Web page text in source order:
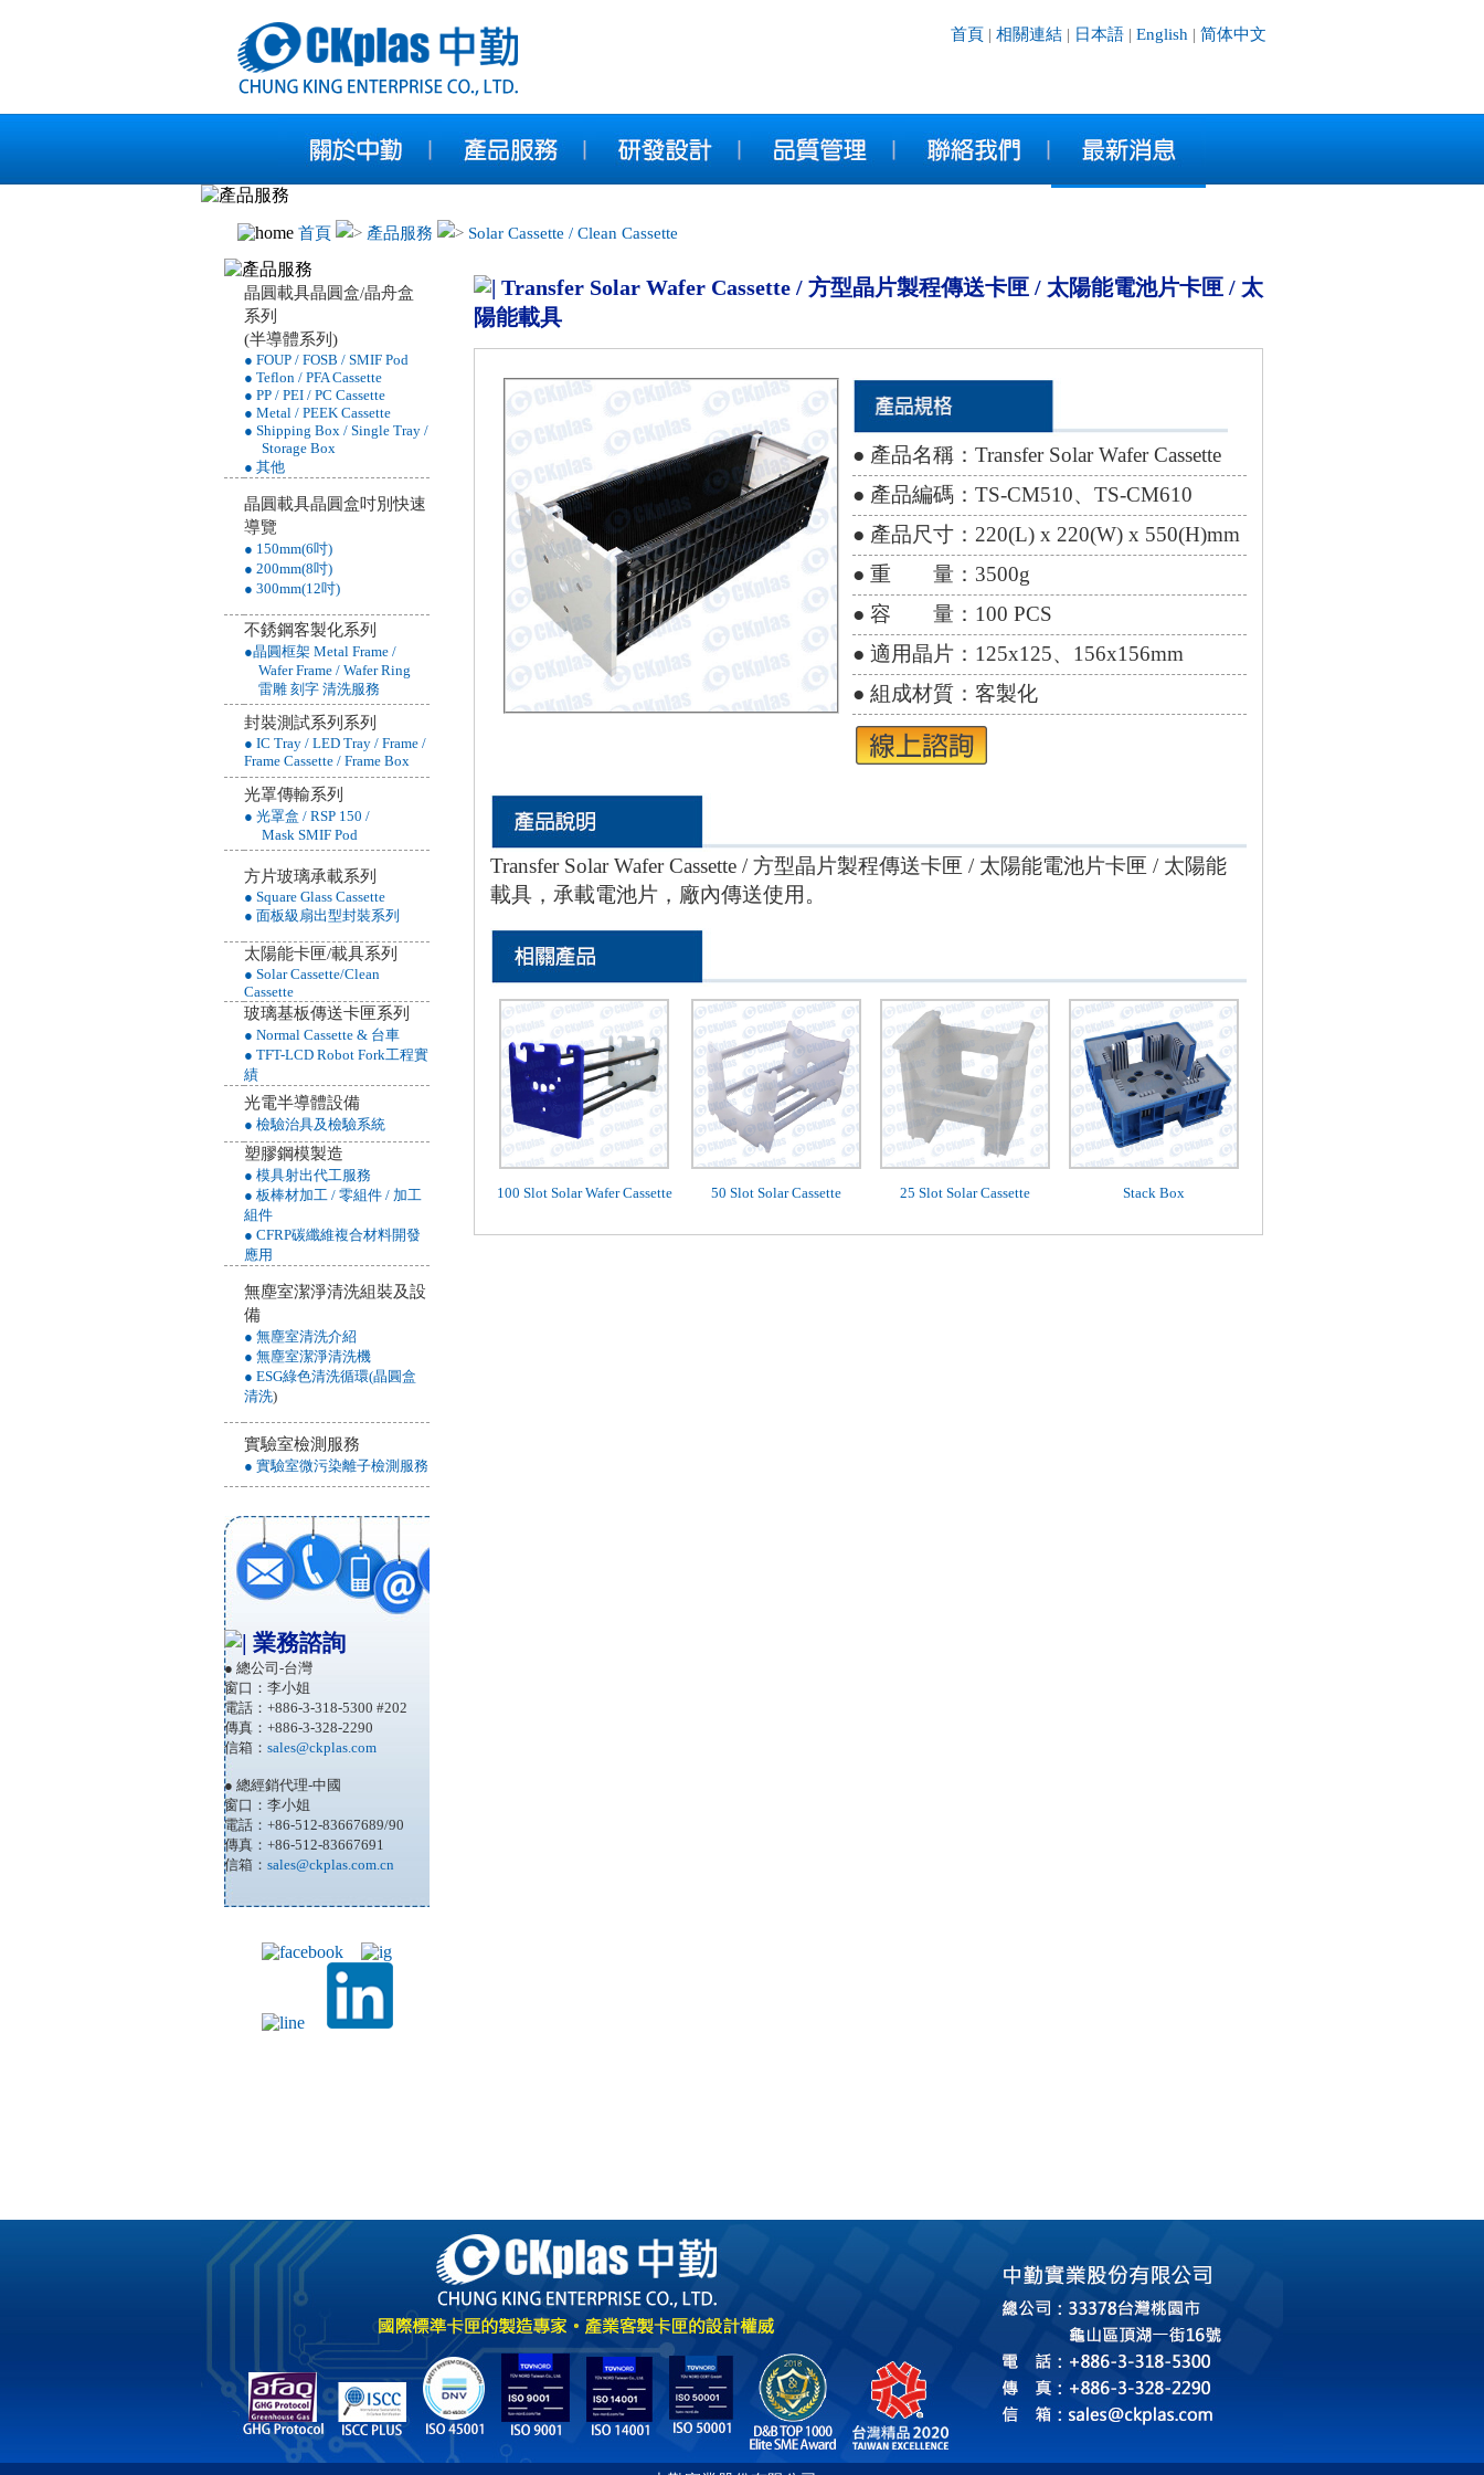
首頁 | 相關連結 | 日本語 | English | 简体中文
首頁 產品服務 Solar Cassette / Clean Cassette
晶圓載具晶圓盒/晶舟盒
系列
(半導體系列)
● FOUP / FOSB / SMIF Pod
● Teflon / PFA Cassette
● PP / PEI / PC Cassette
● Metal / PEEK Cassette
● Shipping Box / Single Tray /
Storage Box
● 其他
晶圓載具晶圓盒吋別快速
導覽
● 150mm(6吋)
● 200mm(8吋)
● 300mm(12吋)
不銹鋼客製化系列
●晶圓框架 Metal Frame /
Wafer Frame / Wafer Ring
雷雕 刻字 清洗服務
封裝測試系列系列
● IC Tray / LED Tray / Frame /
Frame Cassette / Frame Box
光罩傳輸系列
● 光罩盒 / RSP 150 /
Mask SMIF Pod
方片玻璃承載系列
● Square Glass Cassette
● 面板級扇出型封裝系列
太陽能卡匣/載具系列
● Solar Cassette/Clean
Cassette
玻璃基板傳送卡匣系列
● Normal Cassette & 台車
● TFT-LCD Robot Fork工程實
績
光電半導體設備
● 檢驗治具及檢驗系統
塑膠鋼模製造
● 模具射出代工服務
● 板棒材加工 / 零組件 / 加工
組件
● CFRP碳纖維複合材料開發
應用
無塵室潔淨清洗組裝及設
備
● 無塵室清洗介紹
● 無塵室潔淨清洗機
● ESG綠色清洗循環(晶圓盒
清洗)
實驗室檢測服務
● 實驗室微污染離子檢測服務
業務諮詢
● 總公司-台灣
窗口：李小姐
電話：+886-3-318-5300 #202
傳真：+886-3-328-2290
信箱： sales@ckplas.com
● 總經銷代理-中國
窗口：李小姐
電話：+86-512-83667689/90
傳真：+86-512-83667691
信箱： sales@ckplas.com.cn
Transfer Solar Wafer Cassette / 方型晶片製程傳送卡匣 / 太陽能電池片卡匣 / 太
陽能載具
● 產品名稱：Transfer Solar Wafer Cassette
● 產品編碼：TS-CM510、TS-CM610
● 產品尺寸：220(L) x 220(W) x 550(H)mm
● 重 量：3500g
● 容 量：100 PCS
● 適用晶片：125x125、156x156mm
● 組成材質：客製化
Transfer Solar Wafer Cassette / 方型晶片製程傳送卡匣 / 太陽能電池片卡匣 / 太陽能
載具，承載電池片，廠內傳送使用。
100 Slot Solar Wafer Cassette 50 Slot Solar Cassette 25 Slot Solar Cassette Stack Box